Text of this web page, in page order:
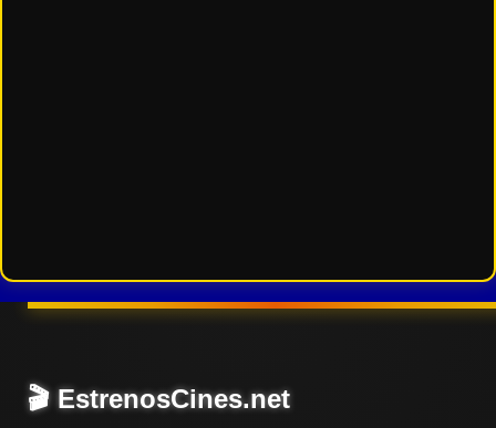
Tendencias
Top
🎬 EstrenosCines.net